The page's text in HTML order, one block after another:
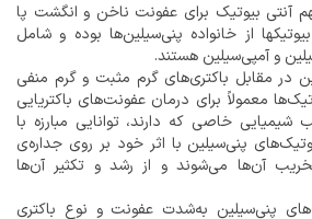
آنتی بیوتیک برای عفونت ناخن و انگشت پا
از خانواده پنی‌سیلین‌ها بوده و شامل
و آمپی‌سیلین هستند.
در مقابل باکتری‌های گرم مثبت و گرم منفی
معمولاً برای درمان عفونت‌های باکتریایی
خاصی که دارند، توانایی مبارزه با
پنی‌سیلین با اثر خود بر روی جداره‌ی
آن‌ها می‌شوند و از رشد و تکثیر آن‌ها
پنی‌سیلین به‌شدت عفونت و نوع باکتری